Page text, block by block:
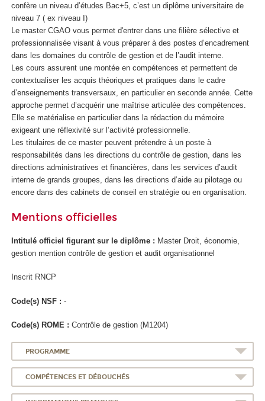
confère un niveau d’études Bac+5, c’est un diplôme universitaire de
niveau 7 ( ex niveau I)
Le master CGAO vous permet d'entrer dans une filière sélective et
professionnalisée visant à vous préparer à des postes d’encadrement
dans les domaines du contrôle de gestion et de l’audit interne.
Les cours assurent une montée en compétences et permettent de
contextualiser les acquis théoriques et pratiques dans le cadre
d’enseignements transversaux, en particulier en seconde année. Cette
approche permet d’acquérir une maîtrise articulée des compétences.
Elle se matérialise en particulier dans la rédaction du mémoire
exigeant une réflexivité sur l’activité professionnelle.
Les titulaires de ce master peuvent prétendre à un poste à
responsabilités dans les directions du contrôle de gestion, dans les
directions administratives et financières, dans les services d’audit
interne de grands groupes, dans les directions d’aide au pilotage ou
encore dans des cabinets de conseil en stratégie ou en organisation.
Mentions officielles
Intitulé officiel figurant sur le diplôme : Master Droit, économie,
gestion mention contrôle de gestion et audit organisationnel
Inscrit RNCP
Code(s) NSF : -
Code(s) ROME : Contrôle de gestion (M1204)
PROGRAMME
COMPÉTENCES ET DÉBOUCHÉS